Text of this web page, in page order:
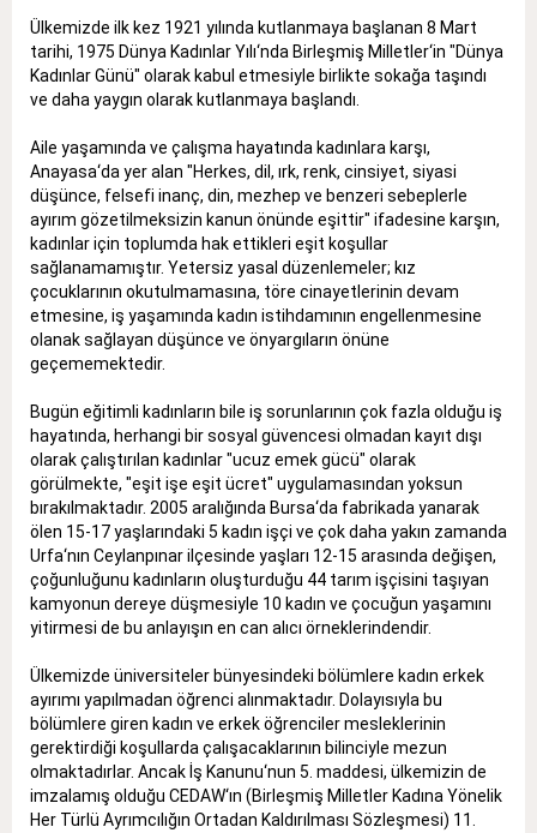
Ülkemizde ilk kez 1921 yılında kutlanmaya başlanan 8 Mart
tarihi, 1975 Dünya Kadınlar Yılı‘nda Birleşmiş Milletler‘in "Dünya
Kadınlar Günü" olarak kabul etmesiyle birlikte sokağa taşındı
ve daha yaygın olarak kutlanmaya başlandı.
Aile yaşamında ve çalışma hayatında kadınlara karşı,
Anayasa‘da yer alan "Herkes, dil, ırk, renk, cinsiyet, siyasi
düşünce, felsefi inanç, din, mezhep ve benzeri sebeplerle
ayırım gözetilmeksizin kanun önünde eşittir" ifadesine karşın,
kadınlar için toplumda hak ettikleri eşit koşullar
sağlanamamıştır. Yetersiz yasal düzenlemeler; kız
çocuklarının okutulmamasına, töre cinayetlerinin devam
etmesine, iş yaşamında kadın istihdamının engellenmesine
olanak sağlayan düşünce ve önyargıların önüne
geçememektedir.
Bugün eğitimli kadınların bile iş sorunlarının çok fazla olduğu iş
hayatında, herhangi bir sosyal güvencesi olmadan kayıt dışı
olarak çalıştırılan kadınlar "ucuz emek gücü" olarak
görülmekte, "eşit işe eşit ücret" uygulamasından yoksun
bırakılmaktadır. 2005 aralığında Bursa‘da fabrikada yanarak
ölen 15-17 yaşlarındaki 5 kadın işçi ve çok daha yakın zamanda
Urfa‘nın Ceylanpınar ilçesinde yaşları 12-15 arasında değişen,
çoğunluğunu kadınların oluşturduğu 44 tarım işçisini taşıyan
kamyonun dereye düşmesiyle 10 kadın ve çocuğun yaşamını
yitirmesi de bu anlayışın en can alıcı örneklerindendir.
Ülkemizde üniversiteler bünyesindeki bölümlere kadın erkek
ayırımı yapılmadan öğrenci alınmaktadır. Dolayısıyla bu
bölümlere giren kadın ve erkek öğrenciler mesleklerinin
gerektirdiği koşullarda çalışacaklarının bilinciyle mezun
olmaktadırlar. Ancak İş Kanunu‘nun 5. maddesi, ülkemizin de
imzalamış olduğu CEDAW‘ın (Birleşmiş Milletler Kadına Yönelik
Her Türlü Ayrımcılığın Ortadan Kaldırılması Sözleşmesi) 11.